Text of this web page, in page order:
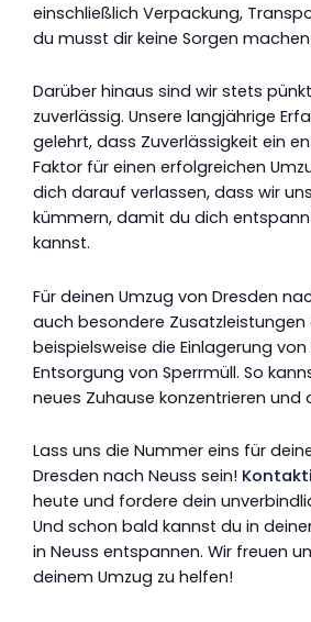
einschließlich Verpackung,
du musst dir keine Sorgen
Darüber hinaus sind wir stets
zuverlässig. Unsere langjährige
gelehrt, dass Zuverlässigkeit ein
Faktor für einen erfolgreichen
dich darauf verlassen, dass wir
kümmern, damit du dich
kannst.
Für deinen Umzug von Dresden
auch besondere Zusatzleistungen
beispielsweise die Einlagerung
Entsorgung von Sperrmüll. So
neues Zuhause konzentrieren und
Lass uns die Nummer eins für
Dresden nach Neuss sein!
heute und fordere dein
Und schon bald kannst du in
in Neuss entspannen. Wir freuen
deinem Umzug zu helfen!